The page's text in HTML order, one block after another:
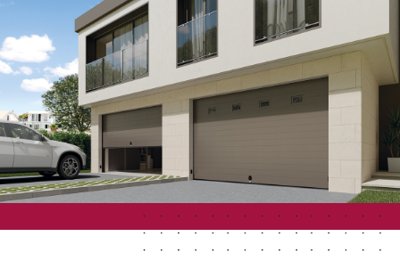
Pergole Bioclimatiche
Frangisole e Persiane Maiorchine
Tende interne
Vetrate
Alicantinas e Tende a Stringhe